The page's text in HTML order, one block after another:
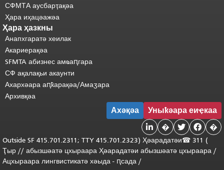
СФМТА аусбарҭақәа
Ҳара иҳацәажәа
Ҳара ҳазкны
Анапхгаратә хеилак
Акариерақәа
SFMTA абизнес амҩаԥгара
СФ ақалақьи акаунти
Ахархәара аԥҟарақәа/Амаӡара
Архивқәа
Уныҟәара еиҿкаа
Ахәқәа
�


�

☎ 311 (
Outside SF 415.701.2311; TTY 415.701.2323) Ҳәарадатәи
абызшәатә цхыраара /
Ҳәарадатәи
абызшәатә цхыраара
/
Ҭыр /
Ацхыраара лингвистикатә хәыда - ԥсада /